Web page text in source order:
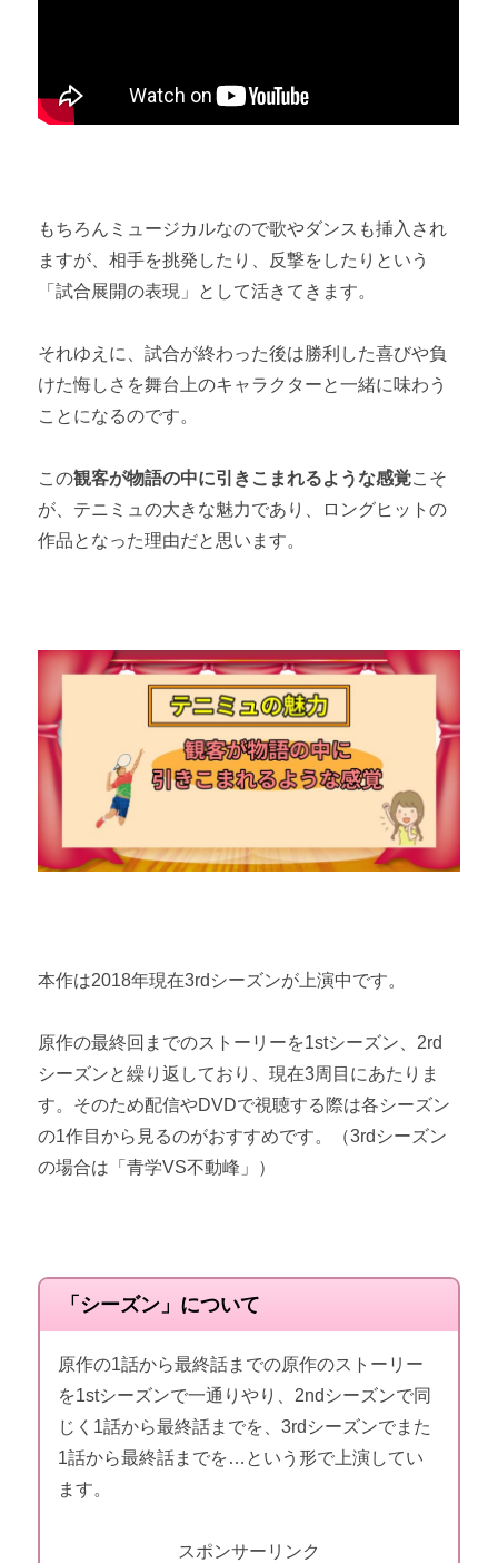
もちろんミュージカルなので歌やダンスも挿入され
ますが、相手を挑発したり、反撃をしたりという
「試合展開の表現」として活きてきます。
それゆえに、試合が終わった後は勝利した喜びや負
けた悔しさを舞台上のキャラクターと一緒に味わう
ことになるのです。
この観客が物語の中に引きこまれるような感覚こそ
が、テニミュの大きな魅力であり、ロングヒットの
作品となった理由だと思います。
本作は2018年現在3rdシーズンが上演中です。
原作の最終回までのストーリーを1stシーズン、2rd
シーズンと繰り返しており、現在3周目にあたりま
す。そのため配信やDVDで視聴する際は各シーズン
の1作目から見るのがおすすめです。（3rdシーズン
の場合は「青学VS不動峰」）
「シーズン」について
原作の1話から最終話までの原作のストーリー
を1stシーズンで一通りやり、2ndシーズンで同
じく1話から最終話までを、3rdシーズンでまた
1話から最終話までを…という形で上演してい
ます。
スポンサーリンク